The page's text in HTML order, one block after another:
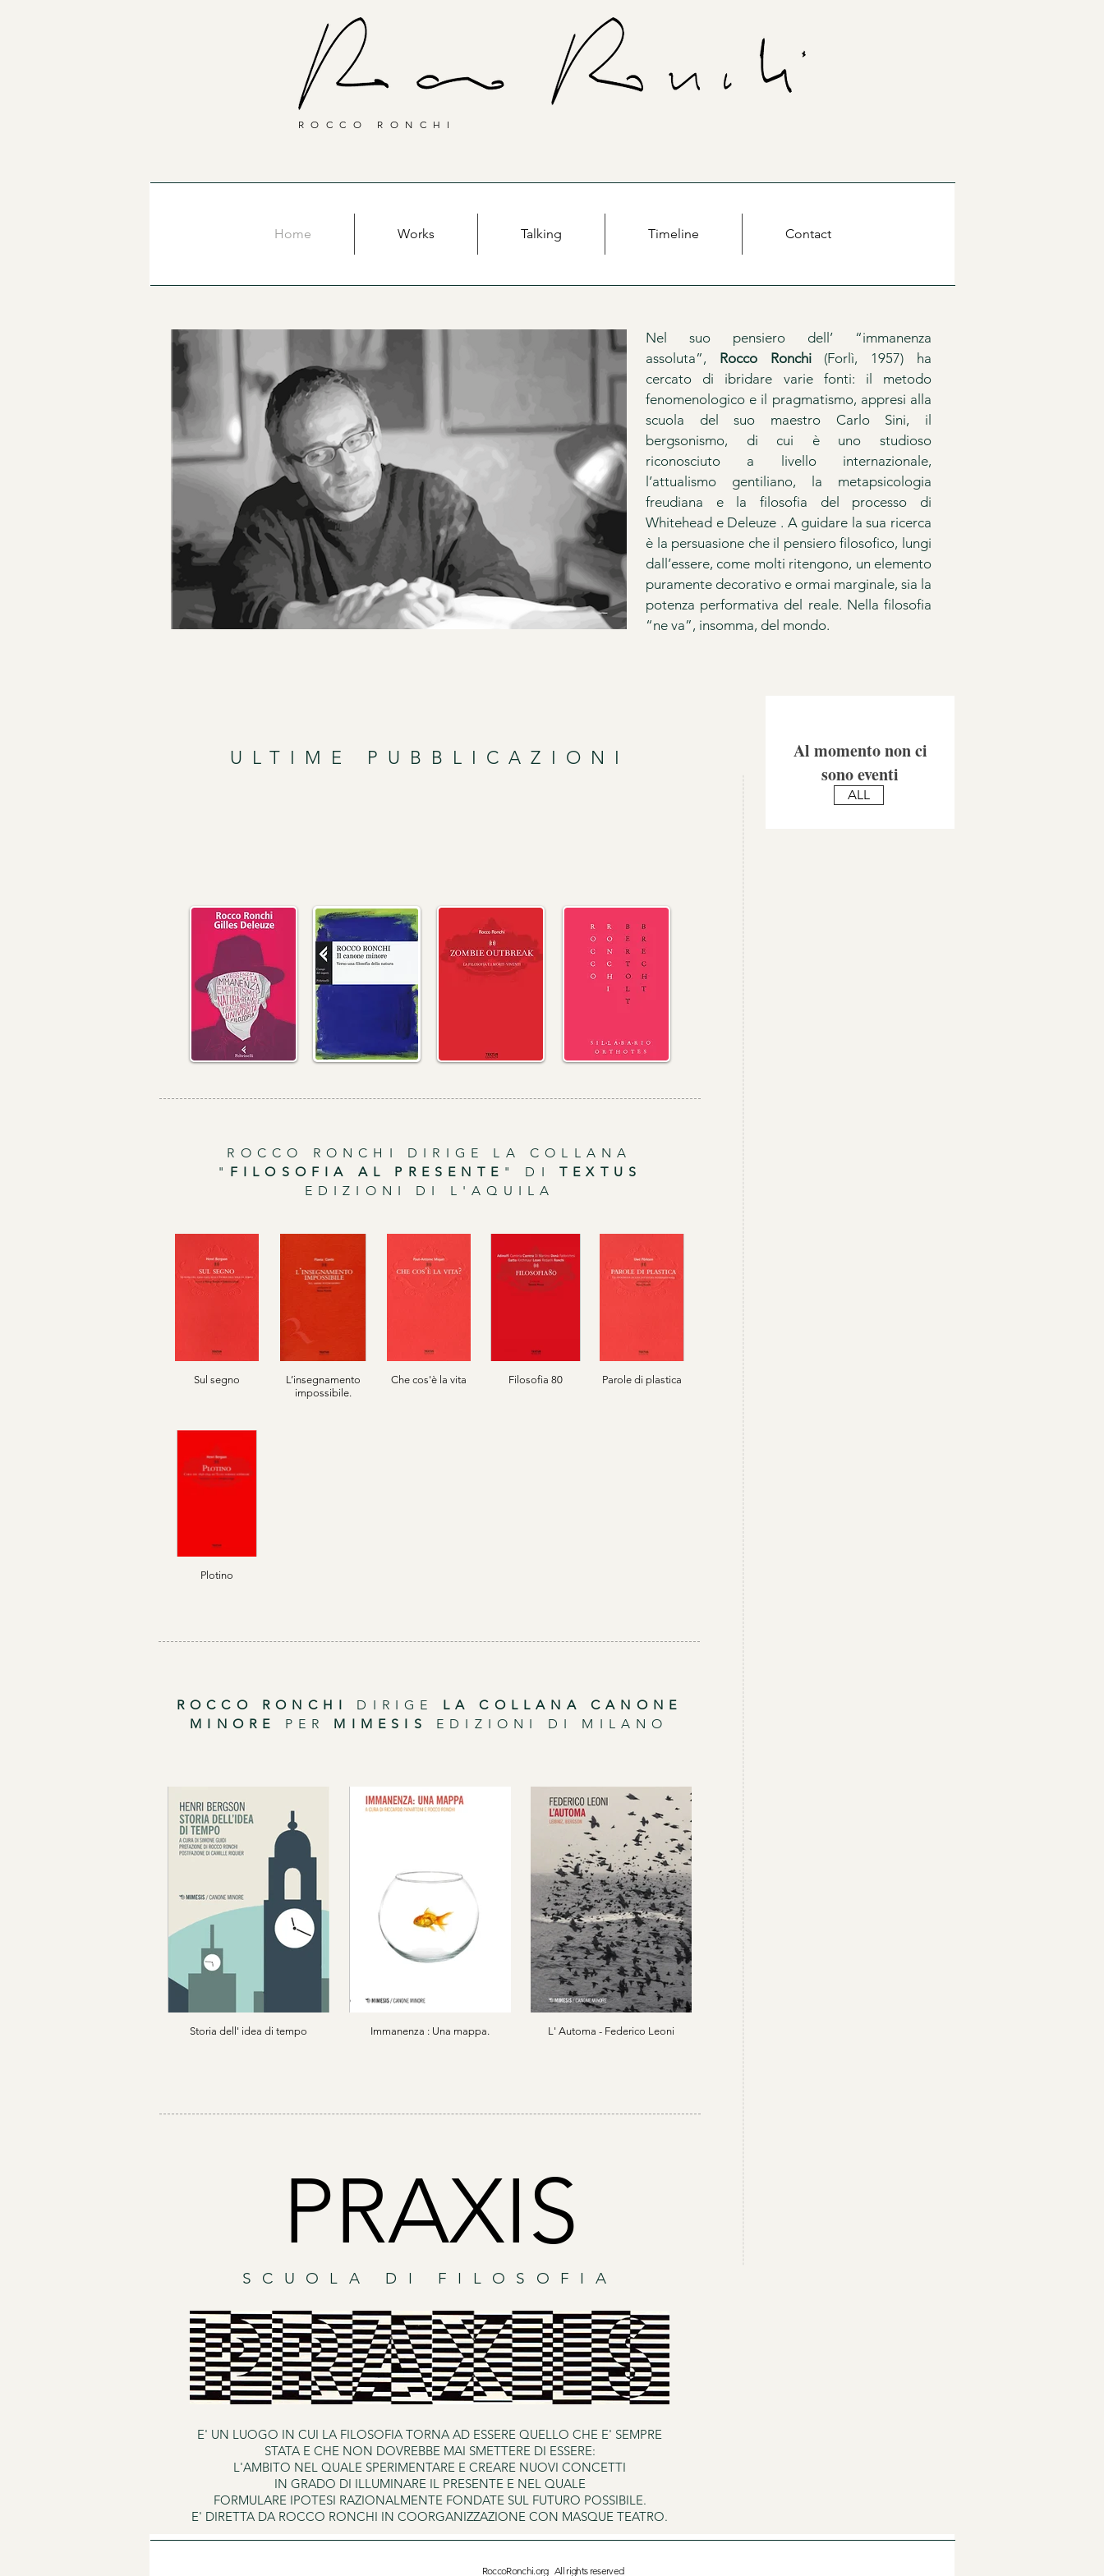
ROCCO RONCHI
Nel suo pensiero dell’ “immanenza
assoluta”, Rocco Ronchi(Forlì, 1957) ha
cercato di ibridare varie fonti: il metodo
fenomenologico e il pragmatismo, appresi alla
scuola del suo maestro Carlo Sini, il
bergsonismo, di cui è uno studioso
riconosciuto a livello internazionale,
l’attualismo gentiliano, la metapsicologia
freudiana e la filosofia del processo di
Whitehead e Deleuze . A guidare la sua ricerca
è la persuasione che il pensiero filosofico, lungi
dall’essere, come molti ritengono, un elemento
puramente decorativo e ormai marginale, sia la
potenza performativa del reale. Nella filosofia
“ne va”, insomma, del mondo.
ULTIME PUBBLICAZIONI
Al momento non ci
sono eventi
ALL
ROCCO RONCHI DIRIGE LA COLLANA
" FILOSOFIA AL PRESENTE " DITEXTUS
EDIZIONI DI L'AQUILA
Sul segno
L’insegnamento
impossibile.
Che cos'è la vita Filosofia 80 Parole di plastica
Plotino
ROCCO RONCHI DIRIGE LA COLLANA CANONE
MINORE
PER MIMESIS EDIZIONI DI MILANO
Storia dell' idea di tempo Immanenza : Una mappa. L' Automa - Federico Leoni
SCUOLA DI FILOSOFIA
PRAXIS
E' UN LUOGO IN CUI LA FILOSOFIA TORNA AD ESSERE QUELLO CHE E' SEMPRE
STATA E CHE NON DOVREBBE MAI SMETTERE DI ESSERE:
L'AMBITO NEL QUALE SPERIMENTARE E CREARE NUOVI CONCETTI
IN GRADO DI ILLUMINARE IL PRESENTE E NEL QUALE
FORMULARE IPOTESI RAZIONALMENTE FONDATE SUL FUTURO POSSIBILE.
E' DIRETTA DA ROCCO RONCHI IN COORGANIZZAZIONE CON MASQUE TEATRO.
Home Works Talking Timeline Contact
RoccoRonchi.org All rights reserved